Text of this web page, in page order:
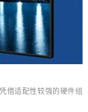
借适配性较强的硬件组